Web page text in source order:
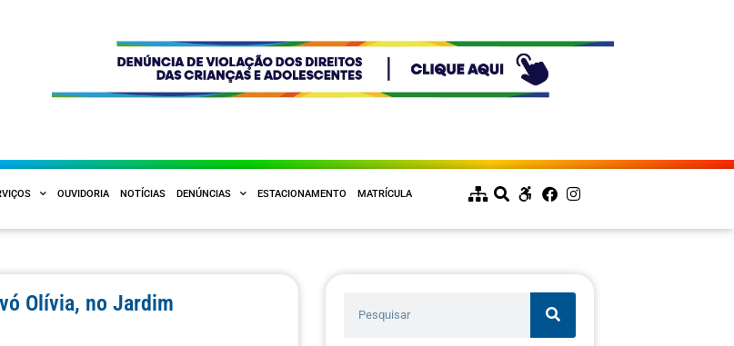
OUVIDORIA NOTÍCIAS DENÚNCIAS ESTACIONAMENTO MATRÍCULA
Olívia, no Jardim